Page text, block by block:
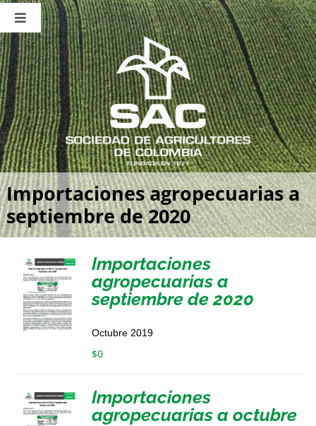
Saltar
contenido
Toggle
Navigation
Nosotros
Publicaciones
Sala de Prensa
Eventos
Importaciones agropecuarias a
septiembre de 2020
Importaciones
agropecuarias a
septiembre de 2020
Octubre 2019
$0
Importaciones
agropecuarias a octubre